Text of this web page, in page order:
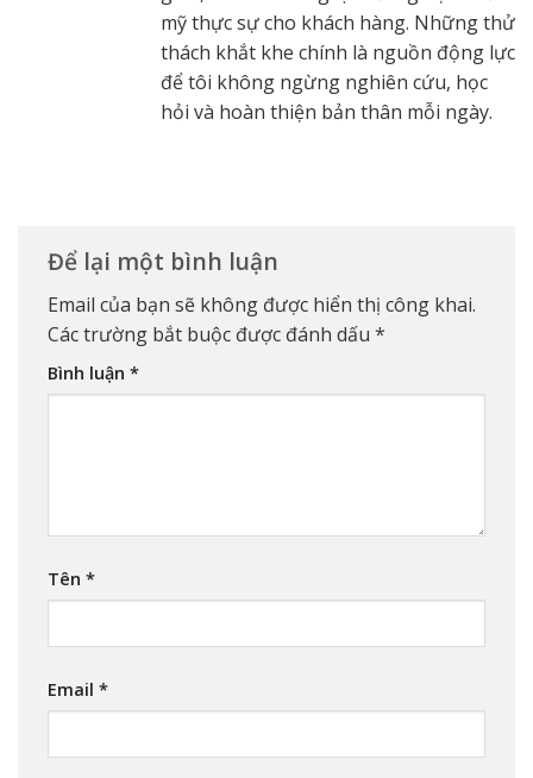
mỹ thực sự cho khách hàng. Những thử
thách khắt khe chính là nguồn động lực
để tôi không ngừng nghiên cứu, học
hỏi và hoàn thiện bản thân mỗi ngày.
Để lại một bình luận
Email của bạn sẽ không được hiển thị công khai.
Các trường bắt buộc được đánh dấu *
Bình luận *
Tên *
Email *